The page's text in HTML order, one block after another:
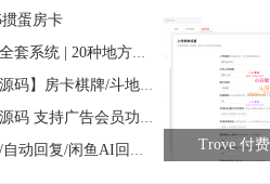
掼蛋房卡
系统 | 20种地方玩法
】房卡棋牌/斗地主/跑
支持广告会员功能齐
回复/闲鱼AI回复系统 Trove 付